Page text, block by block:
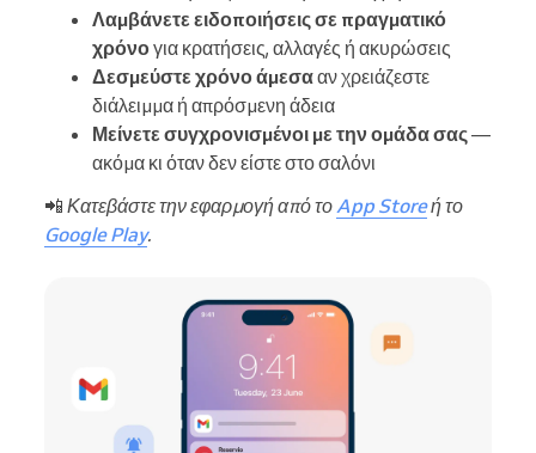
Λαμβάνετε ειδοποιήσεις σε πραγματικό
χρόνογια κρατήσεις, αλλαγές ή ακυρώσεις
Δεσμεύστε χρόνο άμεσααν χρειάζεστε
διάλειμμα ή απρόσμενη άδεια
Μείνετε συγχρονισμένοι με την ομάδα σας—
ακόμα κι όταν δεν είστε στο σαλόνι
📲 Κατεβάστε την εφαρμογή από τοApp Storeή το
Google Play.